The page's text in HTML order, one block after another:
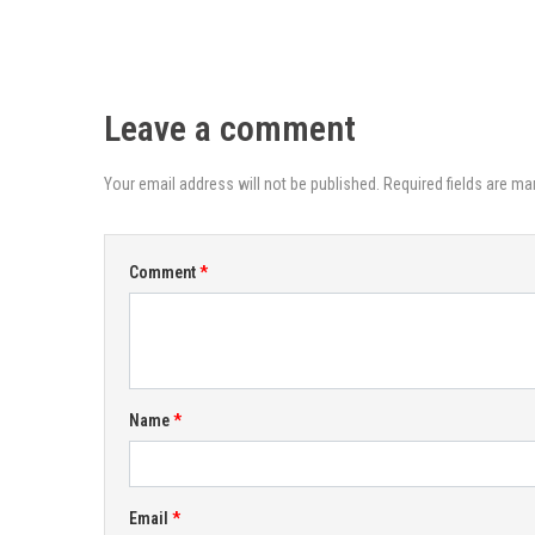
Leave a comment
Your email address will not be published. Required fields are
Comment
Name
Email